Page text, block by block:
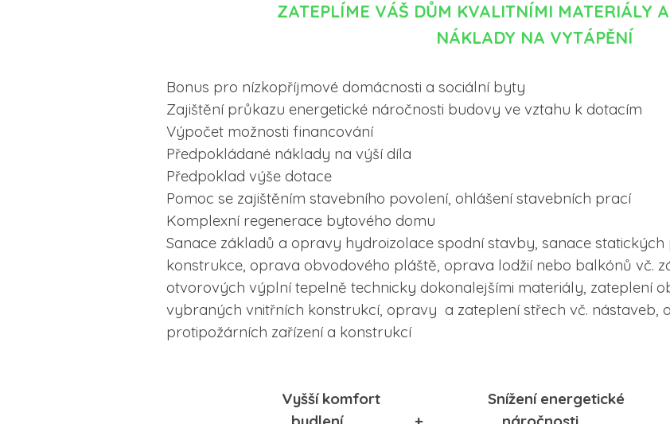
ZATEPLÍME VÁŠ DŮM KVALITNÍMI MATERIÁLY
NÁKLADY NA VYTÁPĚNÍ
Bonus pro nízkopříjmové domácnosti a sociální byty
Zajištění průkazu energetické náročnosti budovy ve vztahu k dotacím
Výpočet možnosti financování
Předpokládané náklady na výší díla
Předpoklad výše dotace
Pomoc se zajištěním stavebního povolení, ohlášení stavebních prací
Komplexní regenerace bytového domu
Sanace základů a opravy hydroizolace spodní stavby, sanace
konstrukce, oprava obvodového pláště, oprava lodžií nebo balkónů vč.
otvorových výplní tepelně technicky dokonalejšími materiály, zateplení
vybraných vnitřních konstrukcí, opravy a zateplení střech vč. nástaveb,
protipožárních zařízení a konstrukcí
Vyšší komfort Snížení